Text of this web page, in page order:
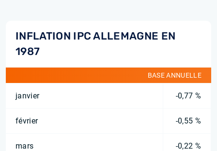
INFLATION IPC ALLEMAGNE EN
1987
BASE ANNUELLE
janvier -0,77 %
février -0,55 %
mars -0,22 %